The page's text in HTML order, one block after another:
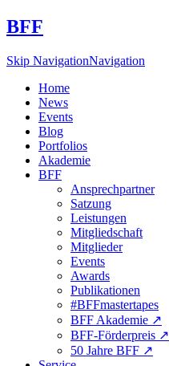
BFF
Skip NavigationNavigation
Home
News
Events
Blog
Portfolios
Akademie
BFF
Ansprechpartner
Satzung
Leistungen
Mitgliedschaft
Mitglieder
Events
Awards
Publikationen
#BFFmastertapes
BFF Akademie ↗︎
BFF-Förderpreis ↗︎
50 Jahre BFF ↗︎